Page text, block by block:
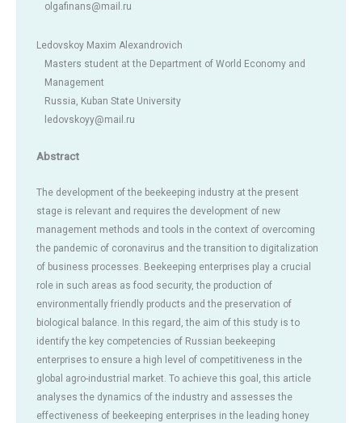
olgafinans@mail.ru
Ledovskoy Maxim Alexandrovich
Masters student at the Department of World Economy and
Management
Russia, Kuban State University
ledovskoyy@mail.ru
Abstract
The development of the beekeeping industry at the present
stage is relevant and requires the development of new
management methods and tools in the context of overcoming
the pandemic of coronavirus and the transition to digitalization
of business processes. Beekeeping enterprises play a crucial
role in such areas as food security, the production of
environmentally friendly products and the preservation of
biological balance. In this regard, the aim of this study is to
identify the key competencies of Russian beekeeping
enterprises to ensure a high level of competitiveness in the
global agro-industrial market. To achieve this goal, this article
analyses the dynamics of the industry and assesses the
effectiveness of beekeeping enterprises in the leading honey